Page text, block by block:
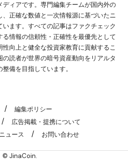
ィアです。専門編集チームが国内外の
正確な数値と一次情報源に基づいたニ
ます。すべての記事はファクチェック
情報の信頼性・正確性を最優先として
向上と健全な投資家教育に貢献するこ
読者が世界の暗号資産動向をリアルタ
備を目指しています。
編集ポリシー
広告掲載・提携について
ュース お問い合わせ
© JinaCoin.